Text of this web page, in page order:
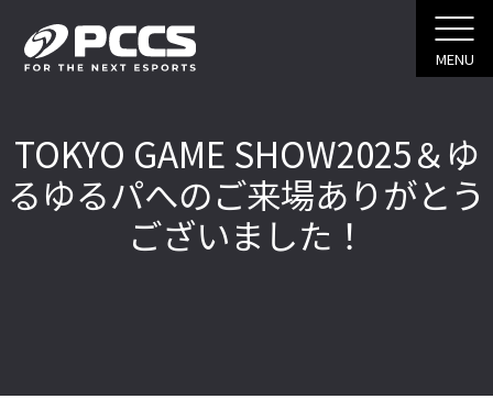
MENU
TOKYO GAME SHOW2025＆ゆ
るゆるパへのご来場ありがとう
ございました！